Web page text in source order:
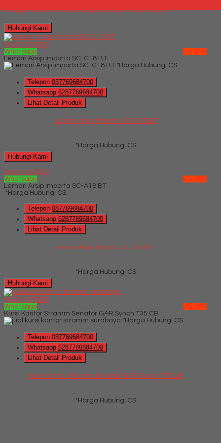
Mungkin Anda tertarik dengan produk terbaru kami
Hubungi Kami
QUICK ORDER
Whatsapp
via SMS
Lemari Arsip Importa SC-C18 BT
*Harga Hubungi CS
Telepon 087769684700
Whatsapp 6287769684700
Lihat Detail Produk
Lemari Arsip Importa SC-C18 BT
*Harga Hubungi CS
Hubungi Kami
QUICK ORDER
Whatsapp
via SMS
Lemari Arsip Importa SC-A18 BT
*Harga Hubungi CS
Telepon 087769684700
Whatsapp 6287769684700
Lihat Detail Produk
Lemari Arsip Importa SC-A18 BT
*Harga Hubungi CS
Hubungi Kami
QUICK ORDER
Whatsapp
via SMS
Kursi Kantor Stramm Senator GAR Synch T35 CB
*Harga Hubungi CS
Telepon 087769684700
Whatsapp 6287769684700
Lihat Detail Produk
Kursi Kantor Stramm Senator GAR Synch T35 CB
*Harga Hubungi CS